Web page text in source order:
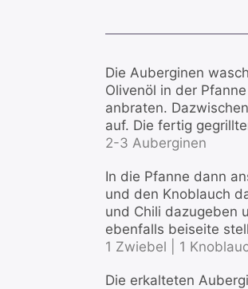
Die Auberginen
Olivenöl in der
anbraten.
auf. Die fertig
2-3 Auberginen
In die Pfanne dann
und den Knoblauch
und Chili dazugeben
ebenfalls beiseite
1 Zwiebel |
1
Die erkalteten